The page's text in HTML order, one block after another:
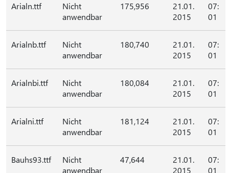
Arialn.ttf
Nicht
anwendbar
175,956
21.01.
2015
07:
01
Arialnb.ttf
Nicht
anwendbar
180,740
21.01.
2015
07:
01
Arialnbi.ttf
Nicht
anwendbar
180,084
21.01.
2015
07:
01
Arialni.ttf
Nicht
anwendbar
181,124
21.01.
2015
07:
01
Bauhs93.ttf
Nicht
anwendbar
47,644
21.01.
2015
07:
01